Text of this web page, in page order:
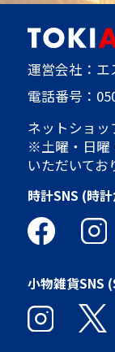
運営会社：エ
電話番号：
ネットショッ
※土曜・日曜
いただいてお
時計SNS (時
小物雑貨SNS